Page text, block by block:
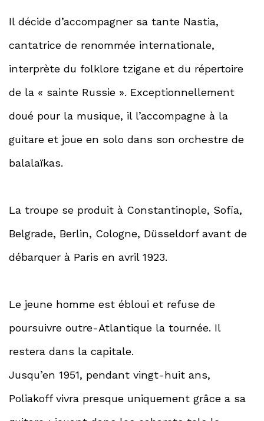
Il décide d’accompagner sa tante Nastia,
cantatrice de renommée internationale,
interprète du folklore tzigane et du répertoire
de la « sainte Russie ». Exceptionnellement
doué pour la musique, il l’accompagne à la
guitare et joue en solo dans son orchestre de
balalaïkas.
La troupe se produit à Constantinople, Sofia,
Belgrade, Berlin, Cologne, Düsseldorf avant de
débarquer à Paris en avril 1923.
Le jeune homme est ébloui et refuse de
poursuivre outre-Atlantique la tournée. Il
restera dans la capitale.
Jusqu’en 1951, pendant vingt-huit ans,
Poliakoff vivra presque uniquement grâce a sa